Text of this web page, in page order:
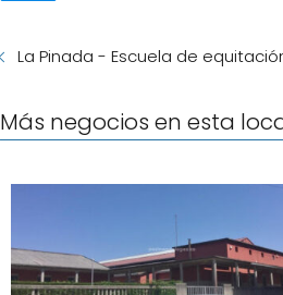
La Pinada - Escuela de
Más negocios en esta